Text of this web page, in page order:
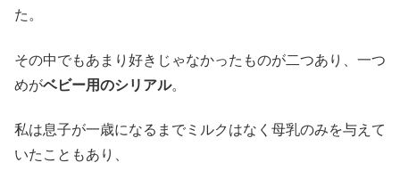
た。
その中でもあまり好きじゃなかったものが二つあり、一つ
めがベビー用のシリアル。
私は息子が一歳になるまでミルクはなく母乳のみを与えて
いたこともあり、